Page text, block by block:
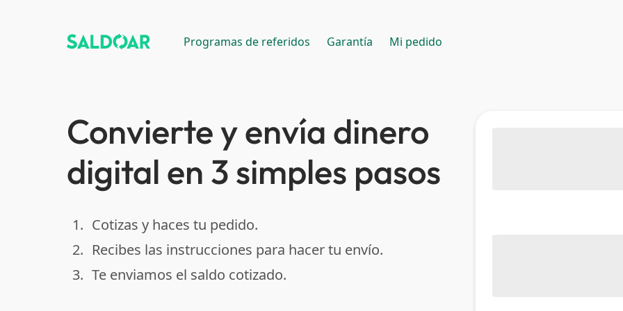
Programas de referidos Garantía Mi pedido
Convierte y envía dinero
digital en 3 simples pasos
done
1. Cotizas y haces tu pedido.
done
2. Recibes las instrucciones para hacer tu envío.
done
3. Te enviamos el saldo cotizado.